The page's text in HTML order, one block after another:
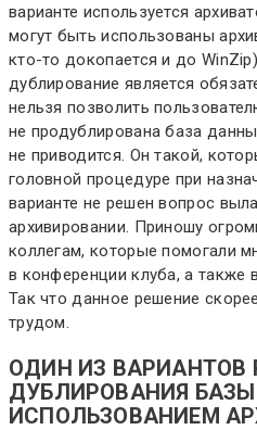
варианте используется
могут быть использованы
кто-то докопается и до
дублирование является
нельзя позволить
не продублирована база
не приводится. Он такой,
головной процедуре при
варианте не решен вопрос
архивировании. Приношу
коллегам, которые помогали
в конференции клуба, а
Так что данное решение
трудом.
ОДИН ИЗ ВАРИАНТОВ
ДУБЛИРОВАНИЯ
ИСПОЛЬЗОВАНИЕМ